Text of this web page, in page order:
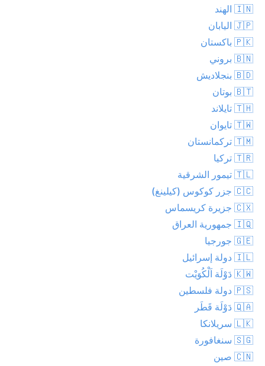
🇮🇳 الهند
🇯🇵 اليابان
🇵🇰 باكستان
🇧🇳 بروني
🇧🇩 بنجلاديش
🇧🇹 بوتان
🇹🇭 تايلاند
🇹🇼 تايوان
🇹🇲 تركمانستان
🇹🇷 تركيا
🇹🇱 تيمور الشرقية
🇨🇨 جزر كوكوس (كيلينغ)
🇨🇽 جزيرة كريسماس
🇮🇶 جمهورية العراق
🇬🇪 جورجيا
🇮🇱 دولة إسرائيل
🇰🇼 دَوْلَة اَلْكُوَيْت
🇵🇸 دولة فلسطين
🇶🇦 دَوْلَة قَطَر
🇱🇰 سريلانكا
🇸🇬 سنغافورة
🇨🇳 صين